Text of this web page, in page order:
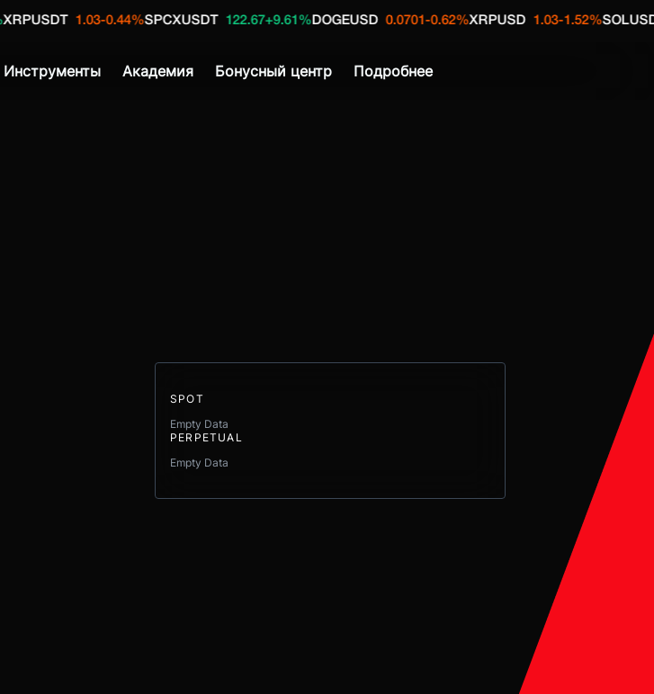
1.03-0.44% SPCXUSDT 122.67+9.61%DOGEUSD 0.0701-0.62%XRPUSD 1.03-1.52% SOLUSDT 73.83
Инструменты Академия Бонусный центр Подробнее
SPOT
Empty Data
PERPETUAL
Empty Data